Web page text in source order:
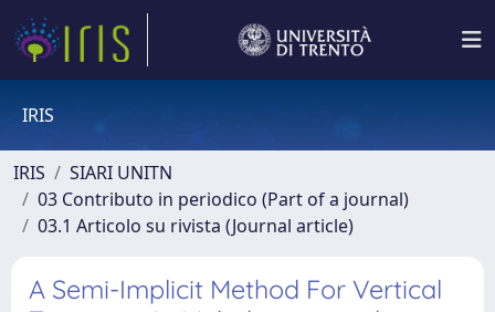
IRIS
IRIS
SIARI UNITN
03 Contributo in periodico (Part of a journal)
03.1 Articolo su rivista (Journal article)
A Semi-Implicit Method For Vertical